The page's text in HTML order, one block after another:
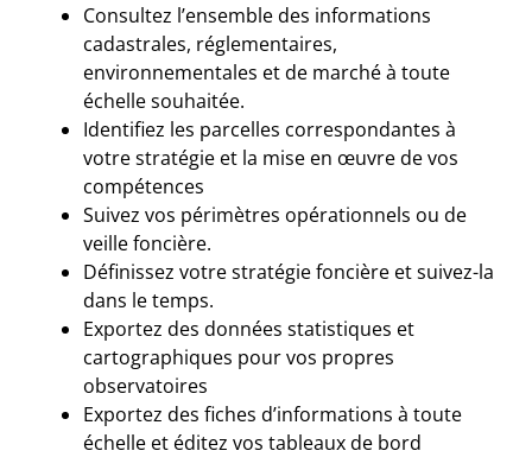
Consultez l’ensemble des informations
cadastrales, réglementaires,
environnementales et de marché à toute
échelle souhaitée.
Identifiez les parcelles correspondantes à
votre stratégie et la mise en œuvre de vos
compétences
Suivez vos périmètres opérationnels ou de
veille foncière.
Définissez votre stratégie foncière et suivez-la
dans le temps.
Exportez des données statistiques et
cartographiques pour vos propres
observatoires
Exportez des fiches d’informations à toute
échelle et éditez vos tableaux de bord